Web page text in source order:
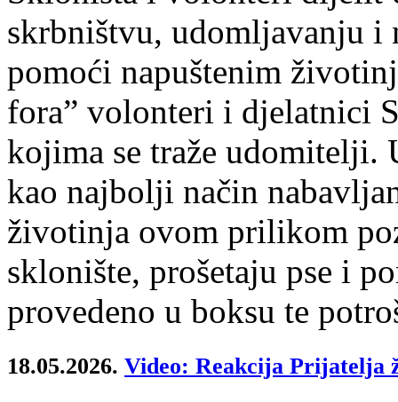
skrbništvu, udomljavanju i
pomoći napuštenim
fora” volonteri i djelatnici
kojima se traže udomitelji.
kao najbolji način
životinja ovom prilikom
sklonište, prošetaju pse i
provedeno u boksu te
18.05.2026. Video: Reakcija Prijatelja